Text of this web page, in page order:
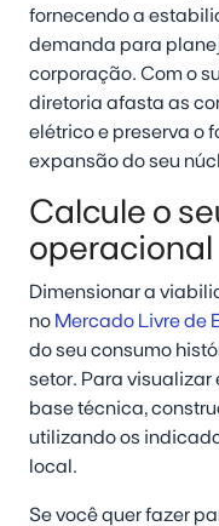
fornecendo a
demanda para
corporação. Com o
diretoria afasta as
elétrico e preserva o
expansão do seu
Calcule o
operacional
Dimensionar a
no Mercado Livre de
do seu consumo
setor. Para
base técnica,
utilizando os
local.
Se você quer fazer